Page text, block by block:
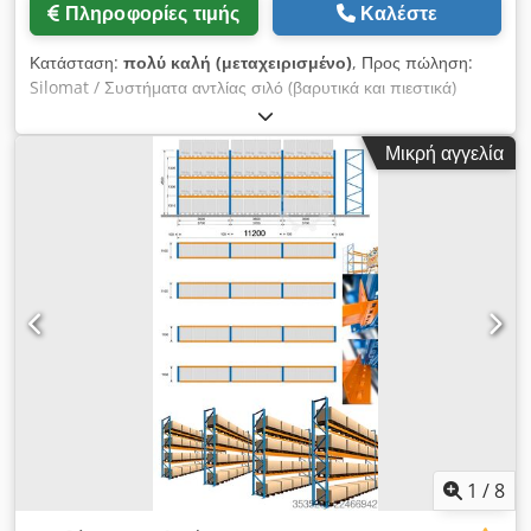
Πληροφορίες τιμής Καλέστε
Κατάσταση: πολύ καλή (μεταχειρισμένο), Προς πώληση:
Silomat / Συστήματα αντλίας σιλό (βαρυτικά και πιεστικά)
Διαθέτουμε προς πώληση μεγάλη γκάμα silomat από
διάφορους κατασκευαστές, διαθέσιμα τόσο σε βαρυτικού
τύπου (free-fall type) όσο και σε πιεστική έκδοση. Dksdslf
Niqspfx Anpjr Όλες οι μονάδες έχουν πλήρως
ΑΝΑΚΑΤΑΣΚΕΥΑΣΤΕΙ και ανακαινιστεί επαγγελματικά: -
Αντικατάσταση λαδιού - Νέες πτερυγιοφόρες συνθετικές
λεπίδες - Νέα ρουλεμάν - Επαγγελματική αμμοβολή και ολική
βαφή Τα μηχανήματα είναι έτοιμα προς χρήση και διαθέσιμα για
αγορά είτε με καινούργια αξεσουάρ είτε χωρίς. Διαθέσιμα
μοντέλα βαρύτητας (περίπου 40 τεμάχια συνολικά): - PFT
E100L - MALTECH MB100 - M-TEC F100E Επικοινωνήστε μαζί
μας για περισσότερες πληροφορίες, τιμές και διαθέσιμες
Μικρή αγγελία
1 /8